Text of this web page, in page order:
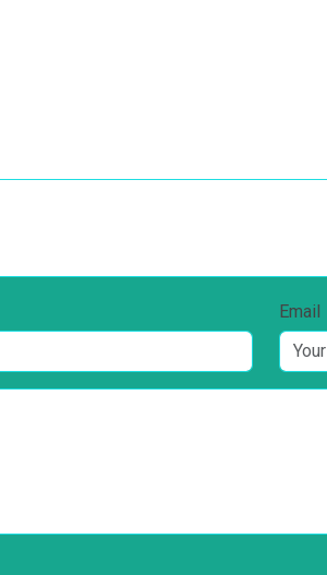
Email